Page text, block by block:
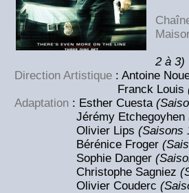
2 à 3)
Direction Artistique : Antoine
Franck Louis
Adaptation : Esther Cuesta
Jérémy Etchegoyhen
Olivier Lips (Saisons
Bérénice Froger
Sophie Danger
Christophe Sagniez
Olivier Couderc